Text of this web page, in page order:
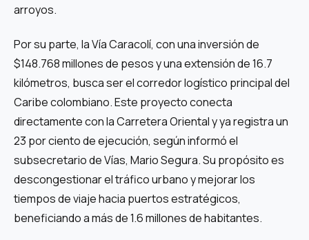
arroyos.
Por su parte, la Vía Caracolí, con una inversión de
$148.768 millones de pesos y una extensión de 16.7
kilómetros, busca ser el corredor logístico principal del
Caribe colombiano. Este proyecto conecta
directamente con la Carretera Oriental y ya registra un
23 por ciento de ejecución, según informó el
subsecretario de Vías, Mario Segura. Su propósito es
descongestionar el tráfico urbano y mejorar los
tiempos de viaje hacia puertos estratégicos,
beneficiando a más de 1.6 millones de habitantes.